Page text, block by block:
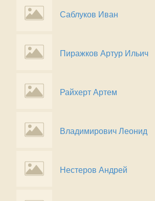
Саблуков Иван
Пиражков Артур Ильич
Райхерт Артем
Владимирович Леонид
Нестеров Андрей